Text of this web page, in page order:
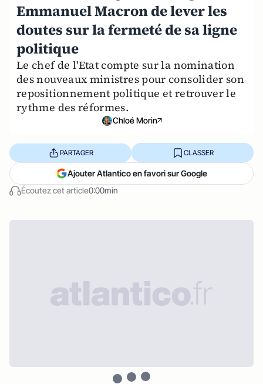
Emmanuel Macron de lever les
doutes sur la fermeté de sa ligne
politique
Le chef de l'Etat compte sur la nomination
des nouveaux ministres pour consolider son
repositionnement politique et retrouver le
rythme des réformes.
Chloé Morin
Écoutez cet article0:00min
PARTAGER CLASSER
Ajouter Atlantico en favori sur Google